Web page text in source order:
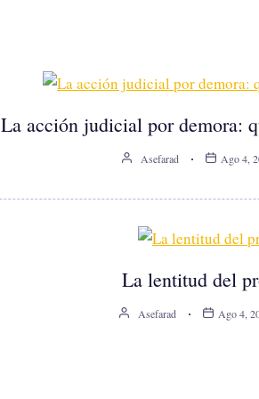
La acción judicial por demora:
Asefarad Ago 4,
La lentitud del
Asefarad Ago 4,